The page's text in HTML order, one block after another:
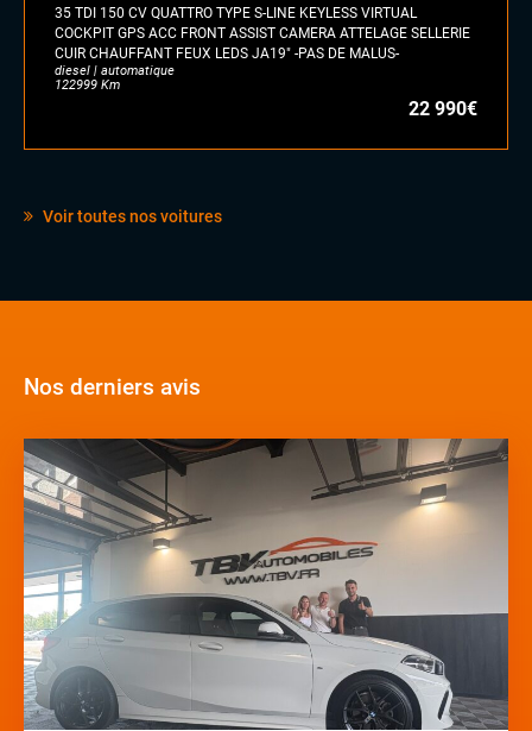
35 TDI 150 CV QUATTRO TYPE S-LINE KEYLESS VIRTUAL
COCKPIT GPS ACC FRONT ASSIST CAMERA ATTELAGE SELLERIE
CUIR CHAUFFANT FEUX LEDS JA19" -PAS DE MALUS-
diesel | automatique
122999 Km
22 990€
Voir toutes nos voitures
Nos derniers avis